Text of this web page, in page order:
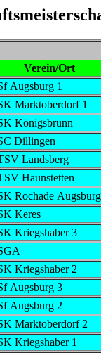
Verein/Ort
Augsburg 1
Marktoberdorf 1
Königsbrunn
Dillingen
Landsberg
Haunstetten
Rochade Augsburg
Keres
Kriegshaber 3
Kriegshaber 2
Augsburg 3
Augsburg 2
Marktoberdorf 2
Kriegshaber 1